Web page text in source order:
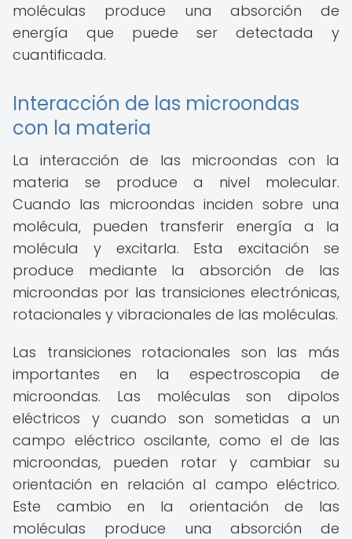
moléculas produce una absorción de
energía que puede ser detectada y
cuantificada.
Interacción de las microondas
con la materia
La interacción de las microondas con la
materia se produce a nivel molecular.
Cuando las microondas inciden sobre una
molécula, pueden transferir energía a la
molécula y excitarla. Esta excitación se
produce mediante la absorción de las
microondas por las transiciones electrónicas,
rotacionales y vibracionales de las moléculas.
Las transiciones rotacionales son las más
importantes en la espectroscopia de
microondas. Las moléculas son dipolos
eléctricos y cuando son sometidas a un
campo eléctrico oscilante, como el de las
microondas, pueden rotar y cambiar su
orientación en relación al campo eléctrico.
Este cambio en la orientación de las
moléculas produce una absorción de